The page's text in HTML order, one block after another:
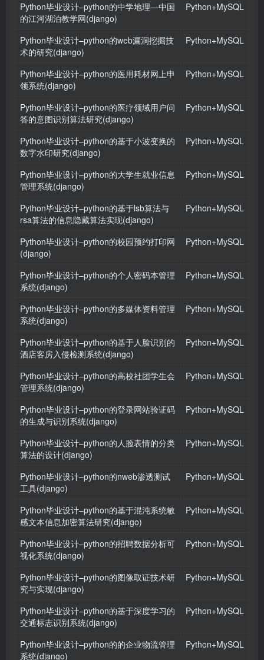
Python毕业设计–python的中学地理—中国
的江河湖泊教学网(django)
Python+MySQL
Python毕业设计–python的web漏洞挖掘技
术的研究(django)
Python+MySQL
Python毕业设计–python的医用耗材网上申
领系统(django)
Python+MySQL
Python毕业设计–python的医疗领域用户问
答的意图识别算法研究(django)
Python+MySQL
Python毕业设计–python的基于小波变换的
数字水印研究(django)
Python+MySQL
Python毕业设计–python的大学生就业信息
管理系统(django)
Python+MySQL
Python毕业设计–python的基于lsb算法与
rsa算法的信息隐藏算法实现(django)
Python+MySQL
Python毕业设计–python的校园预约打印网
(django)
Python+MySQL
Python毕业设计–python的个人密码本管理
系统(django)
Python+MySQL
Python毕业设计–python的多媒体资料管理
系统(django)
Python+MySQL
Python毕业设计–python的基于人脸识别的
酒店客房入侵检测系统(django)
Python+MySQL
Python毕业设计–python的高校社团学生会
管理系统(django)
Python+MySQL
Python毕业设计–python的登录网站验证码
的生成与识别系统(django)
Python+MySQL
Python毕业设计–python的人脸表情的分类
算法的设计(django)
Python+MySQL
Python毕业设计–python的nweb渗透测试
工具(django)
Python+MySQL
Python毕业设计–python的基于混沌系统敏
感文本信息加密算法研究(django)
Python+MySQL
Python毕业设计–python的招聘数据分析可
视化系统(django)
Python+MySQL
Python毕业设计–python的图像取证技术研
究与实现(django)
Python+MySQL
Python毕业设计–python的基于深度学习的
交通标志识别系统(django)
Python+MySQL
Python毕业设计–python的的企业物流管理
系统(django)
Python+MySQL